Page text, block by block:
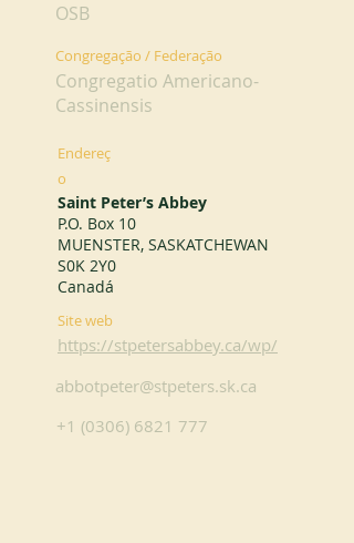
OSB
Congregação / Federação
Congregatio Americano-
Cassinensis
Endereç
o
Saint Peter’s Abbey
P.O. Box 10
MUENSTER, SASKATCHEWAN
S0K 2Y0
Canadá
Site web
https://stpetersabbey.ca/wp/
abbotpeter@stpeters.sk.ca
+1 (0306) 6821 777